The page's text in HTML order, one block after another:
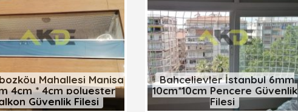
Mahallesi Manisa
4cm * 4cm polyester
Güvenlik Filesi
Bahçelievler İstanbul 6mm
10cm*10cm Pencere Güvenlik
Filesi